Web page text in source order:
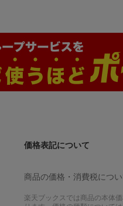
価格表記について
商品の価格・消費税につい
楽天ブックスでは商品の本体